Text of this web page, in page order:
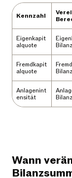
Kennzahl
Eigenkapit
alquote
Fremdkapit
alquote
Anlagenint
ensität
Wann